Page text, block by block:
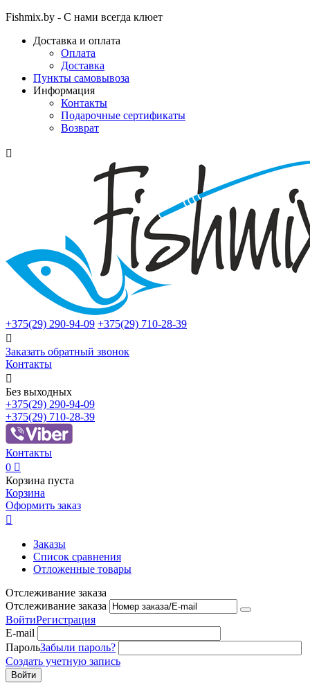
Fishmix.by - С нами всегда клюет
Доставка и оплата
Оплата
Доставка
Пункты самовывоза
Информация
Контакты
Подарочные сертификаты
Возврат

+375(29) 290-94-09 +375(29) 710-28-39

Заказать обратный звонок
Контакты

Без выходных
+375(29) 290-94-09
+375(29) 710-28-39
Контакты
0 
Корзина пуста
Корзина
Оформить заказ

Заказы
Список сравнения
Отложенные товары
Отслеживание заказа
Отслеживание заказа
ВойтиРегистрация
E-mail
ПарольЗабыли пароль?
Создать учетную запись
Войти